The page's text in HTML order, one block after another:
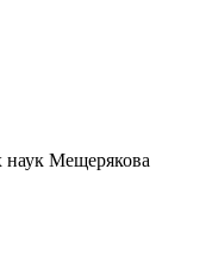
наук Мещерякова